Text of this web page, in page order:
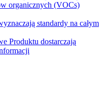
organicznych (VOCs)
standardy na całym
Produktu dostarczają